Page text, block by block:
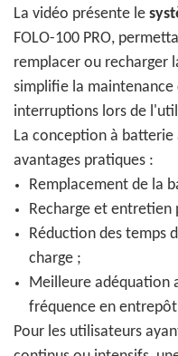
La vidéo présente le
FOLO-100 PRO,
remplacer ou recharger
simplifie la
interruptions lors de
La conception à
avantages pratiques :
Remplacement de la
Recharge et entretien
Réduction des temps
charge ;
Meilleure adéquation
fréquence en
Pour les utilisateurs